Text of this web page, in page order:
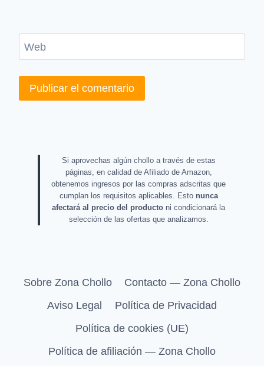
Web
Si aprovechas algún chollo a través de estas
páginas, en calidad de Afiliado de Amazon,
obtenemos ingresos por las compras adscritas que
cumplan los requisitos aplicables. Esto nunca
afectará al precio del producto ni condicionará la
selección de las ofertas que analizamos.
Sobre Zona Chollo
Contacto — Zona Chollo
Aviso Legal
Política de Privacidad
Política de cookies (UE)
Política de afiliación — Zona Chollo